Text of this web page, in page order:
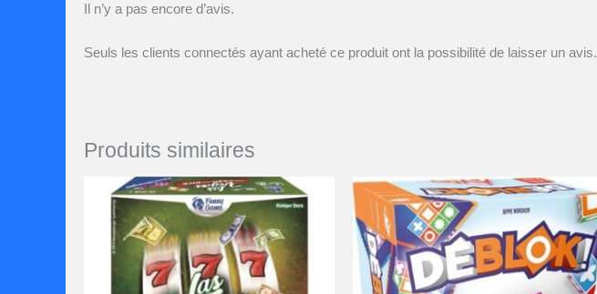
Il n’y a pas encore d’avis.
Seuls les clients connectés ayant acheté ce produit ont la possibilité de laisser un avis.
Produits similaires